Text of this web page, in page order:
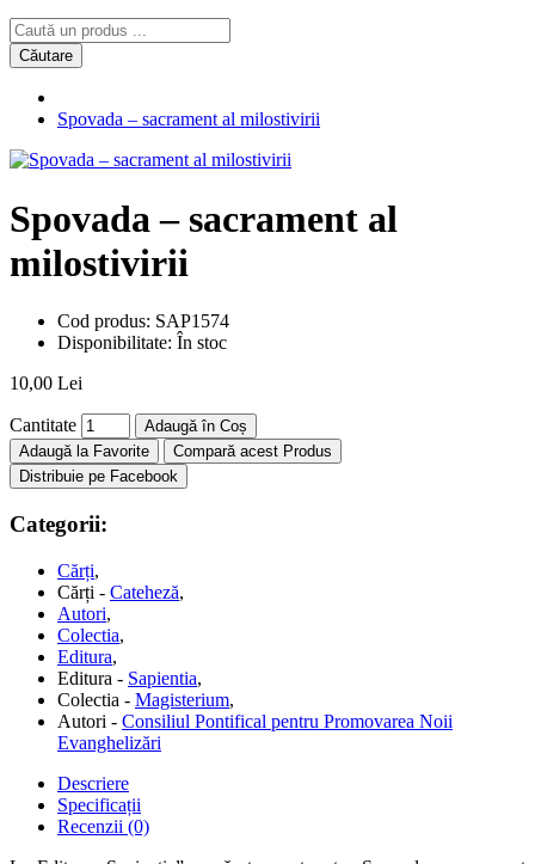
Căutare
Spovada – sacrament al milostivirii
Spovada – sacrament al
milostivirii
Cod produs: SAP1574
Disponibilitate: În stoc
10,00 Lei
Cantitate
Adaugă în Coș
Adaugă la Favorite
Compară acest Produs
Distribuie pe Facebook
Categorii:
Cărți,
Cărți - Cateheză,
Autori,
Colectia,
Editura,
Editura - Sapientia,
Colectia - Magisterium,
Autori - Consiliul Pontifical pentru Promovarea Noii
Evanghelizări
Descriere
Specificații
Recenzii (0)